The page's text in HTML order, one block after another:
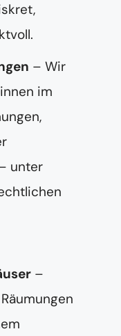
– Wir
im
unter
–